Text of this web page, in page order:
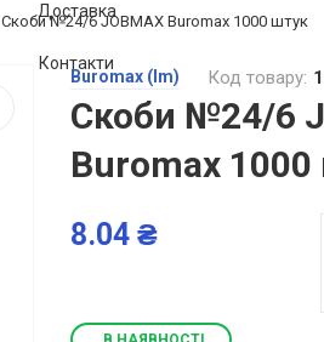
Доставка
Контакти
Скоби №24/6 JOBMAX Buromax 1000 штук
Buromax (Im) Код товару:
Скоби №24/6
Buromax
8.04 ₴